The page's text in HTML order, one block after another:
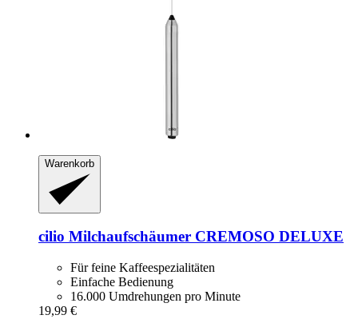
Warenkorb
cilio Milchaufschäumer CREMOSO DELUXE
Für feine Kaffeespezialitäten
Einfache Bedienung
16.000 Umdrehungen pro Minute
19,99 €